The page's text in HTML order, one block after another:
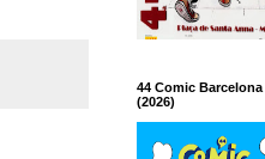
44 Comic Barcelona
(2026)